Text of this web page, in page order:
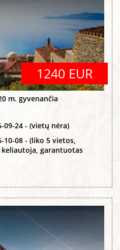
1240 EUR
m. gyvenančia
09-24 - (vietų nėra)
10-08 - (liko 5 vietos,
keliautoja, garantuotas